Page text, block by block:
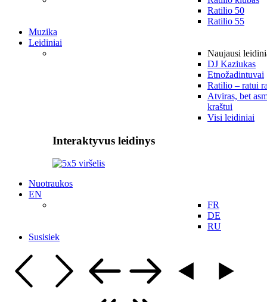
Ratilio 50
Ratilio 55
Muzika
Leidiniai
Naujausi
DJ Kaziukas
Etnožadintuvai
Ratilio – ratui
Atviras, bet
kraštui
Visi leidiniai
Interaktyvus leidinys
Nuotraukos
EN
FR
DE
RU
Susisiek